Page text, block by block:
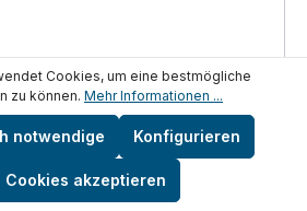
den Warenkorb
Details
Cookies, um eine bestmögliche
zu können. Mehr Informationen ...
notwendige Konfigurieren
Cookies akzeptieren